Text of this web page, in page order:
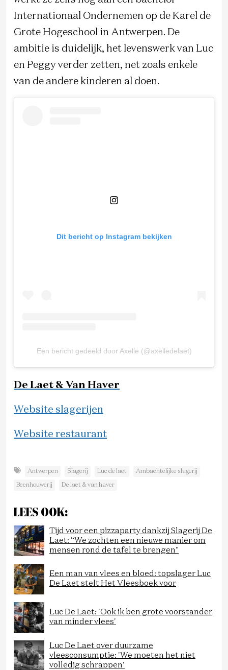
Internationaal Ondernemen op de Karel de
Grote Hogeschool in Antwerpen. De
ambitie is duidelijk, het levenswerk van Luc
en Peggy verder zetten, net zoals enkele
van de andere kinderen al doen.
Dit bericht op Instagram bekijken
Een bericht gedeeld door Axelle (@axelledelaet)
De Laet & Van Haver
Website slagerijen
Website restaurant
Antwerpen Slagerij Luc de laet Ambachtelijke slagerij
Beenhouwerij De laet & van haver
LEES OOK:
Tijd voor een pizzaparty dankzij Slagerij De
Laet: “We zochten een nieuwe manier om
mensen rond de tafel te brengen"
Een man van vlees en bloed: topslager Luc
De Laet stelt Het Vleesboek voor
Luc De Laet: 'Ook ik ben grote voorstander
van minder vlees'
Luc De Laet over duurzame
vleesconsumptie: 'We moeten het niet
volledig schrappen'